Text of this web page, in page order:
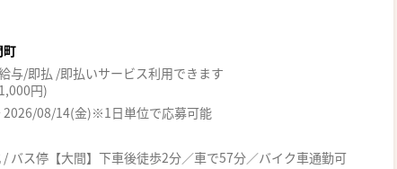
町
与/即払 /即払いサービス利用できます
円)
08/14(金)※1日単位で応募可能
/ バス停【大間】下車後徒歩2分／車で57分／バイク車通勤可